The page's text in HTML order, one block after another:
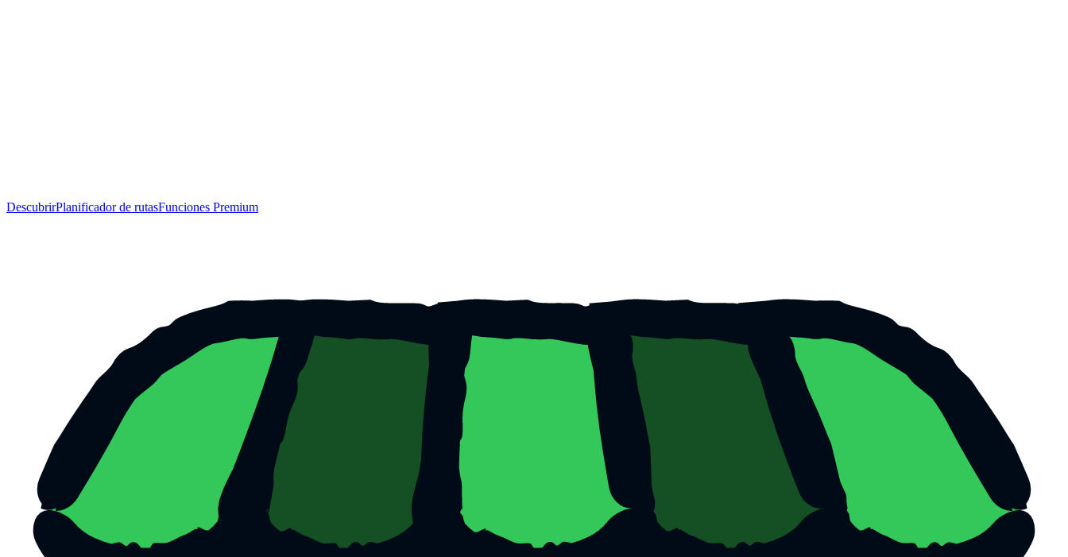
DescubrirPlanificador de rutasFunciones Premium